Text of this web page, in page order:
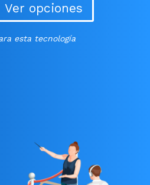
Ver opciones
esta tecnología